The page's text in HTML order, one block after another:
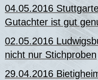
04.05.2016
Gutachter ist gut
02.05.2016
nicht nur Stichproben
29.04.2016